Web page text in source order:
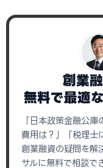
創業
無料で最適
「日本政策金融公
費用は？」「税理士
創業融資の疑問を解
サルに無料で相談で